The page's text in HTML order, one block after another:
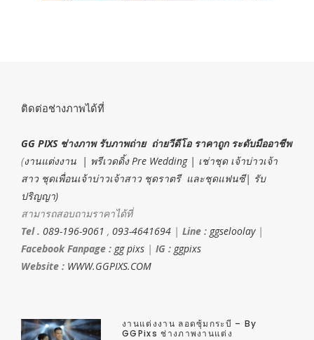
ติดต่อช่างภาพได้ที่
GG PIXS ช่างภาพ รับภาพถ่าย ถ่ายวีดีโอ ราคาถูก ระดับมืออาชีพ
(งานแต่งงาน | พรีเวดดิ้ง Pre Wedding | เช่าชุด เจ้าบ่าวเจ้า
สาว ชุดเพื่อนเจ้าบ่าวเจ้าสาว ชุดราตรี และชุดแฟนซี| รับ
ปริญญา)
สามารถสอบถามราคาได้ที่
Tel . 089-196-9061 , 093-4641694 | Line : ggseloolay|
Facebook Fanpage : gg pixs | IG : ggpixs
Website : WWW.GGPIXS.COM
งานแต่งงาน ลอดซุ้มกระบี่ – By
GGPixs ช่างภาพงานแต่ง